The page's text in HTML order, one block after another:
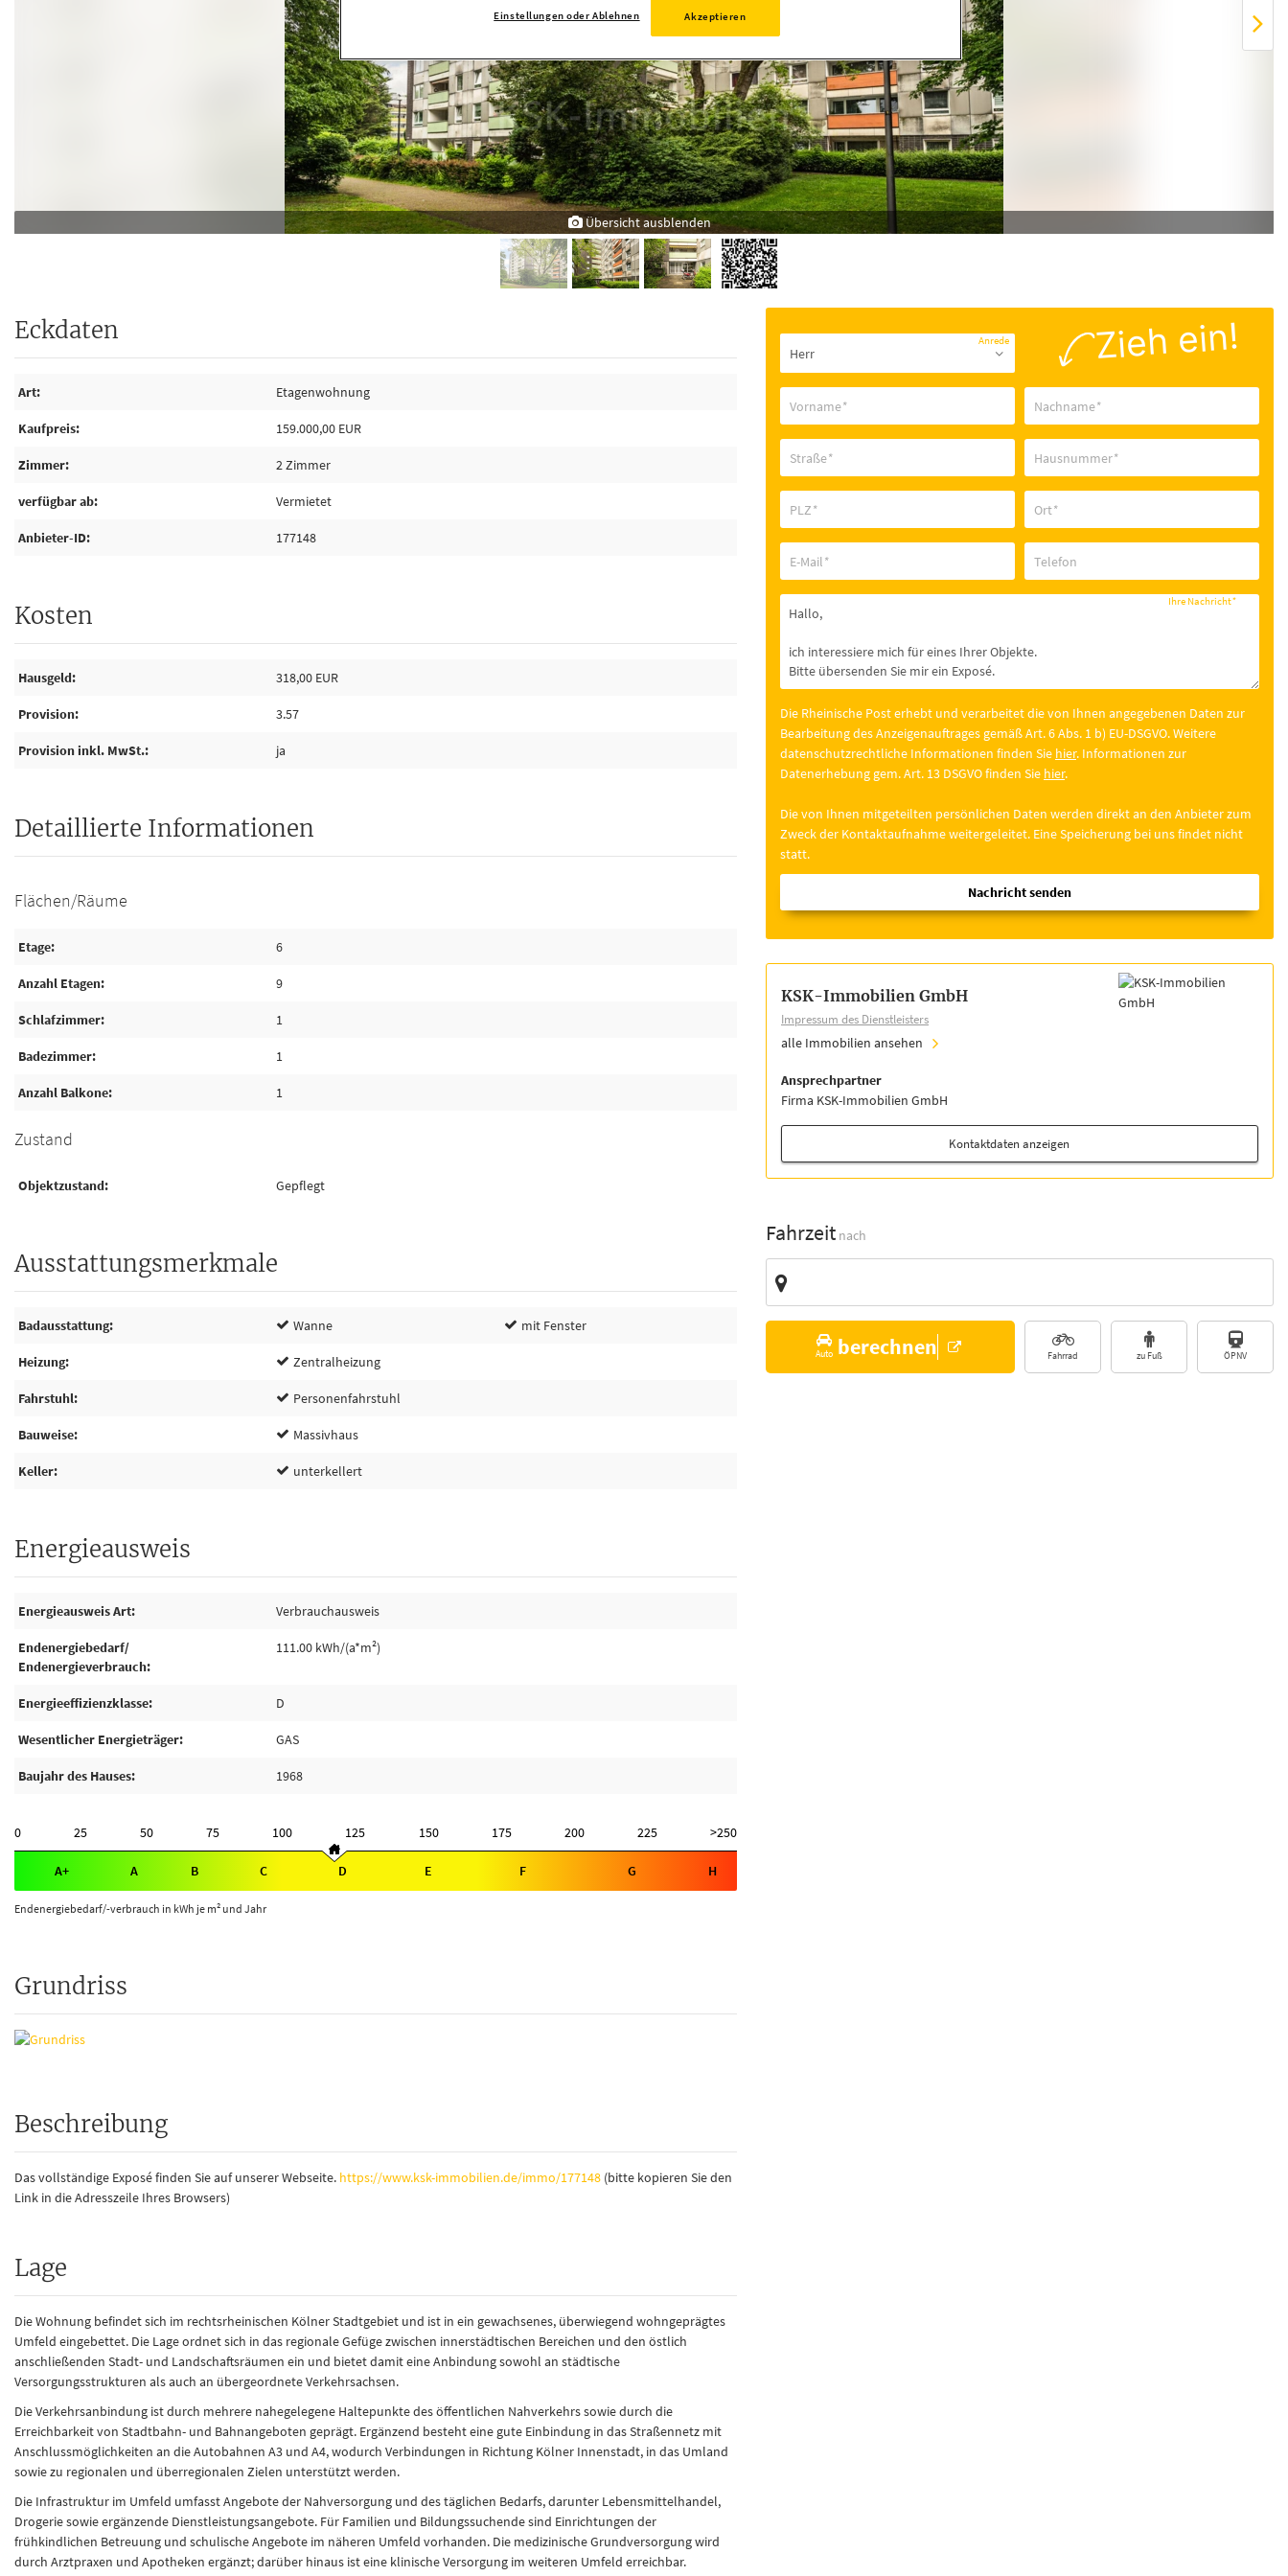
Übersicht ausblenden
Zieh ein!
Anrede
Vorname* Nachname*
Straße* Hausnummer*
PLZ* Ort*
E-Mail* Telefon
Ihre Nachricht*
Die Rheinische Post erhebt und verarbeitet die von Ihnen angegebenen Daten zur
Bearbeitung des Anzeigenauftrages gemäß Art. 6 Abs. 1 b) EU-DSGVO. Weitere
datenschutzrechtliche Informationen finden Sie hier. Informationen zur
Datenerhebung gem. Art. 13 DSGVO finden Sie hier.
Die von Ihnen mitgeteilten persönlichen Daten werden direkt an den Anbieter zum
Zweck der Kontaktaufnahme weitergeleitet. Eine Speicherung bei uns findet nicht
statt.
Nachricht senden
KSK-Immobilien GmbH
Impressum des Dienstleisters
alle Immobilien ansehen
Ansprechpartner
Firma KSK-Immobilien GmbH
Kontaktdaten anzeigen
Fahrzeit nach
Vorschläge
Auto berechnen Fahrrad zu Fuß ÖPNV
Eckdaten
Art Etagenwohnung
Kaufpreis 159.000,00 EUR
Zimmer 2 Zimmer
verfügbar ab Vermietet
Anbieter-ID 177148
Kosten
Hausgeld 318,00 EUR
Provision 3.57
Provision inkl. MwSt. ja
Detaillierte Informationen
Flächen/Räume
Etage 6
Anzahl Etagen 9
Schlafzimmer 1
Badezimmer 1
Anzahl Balkone 1
Zustand
Objektzustand Gepflegt
Ausstattungsmerkmale
Badausstattung Wanne mit Fenster
Heizung Zentralheizung
Fahrstuhl Personenfahrstuhl
Bauweise Massivhaus
Keller unterkellert
Energieausweis
Energieausweis Art Verbrauchausweis
Endenergiebedarf/
Endenergieverbrauch
111.00 kWh/(a*m²)
Energieeffizienzklasse D
Wesentlicher Energieträger GAS
Baujahr des Hauses 1968
0 25 50 75 100 125 150 175 200 225 >250
A+ A B C D E F G H
Endenergiebedarf/-verbrauch in kWh je m² und Jahr
Grundriss
Beschreibung
Das vollständige Exposé finden Sie auf unserer Webseite. https://www.ksk-immobilien.de/immo/177148 (bitte kopieren Sie den
Link in die Adresszeile Ihres Browsers)
Lage
Die Wohnung befindet sich im rechtsrheinischen Kölner Stadtgebiet und ist in ein gewachsenes, überwiegend wohngeprägtes
Umfeld eingebettet. Die Lage ordnet sich in das regionale Gefüge zwischen innerstädtischen Bereichen und den östlich
anschließenden Stadt- und Landschaftsräumen ein und bietet damit eine Anbindung sowohl an städtische
Versorgungsstrukturen als auch an übergeordnete Verkehrsachsen.
Die Verkehrsanbindung ist durch mehrere nahegelegene Haltepunkte des öffentlichen Nahverkehrs sowie durch die
Erreichbarkeit von Stadtbahn- und Bahnangeboten geprägt. Ergänzend besteht eine gute Einbindung in das Straßennetz mit
Anschlussmöglichkeiten an die Autobahnen A3 und A4, wodurch Verbindungen in Richtung Kölner Innenstadt, in das Umland
sowie zu regionalen und überregionalen Zielen unterstützt werden.
Die Infrastruktur im Umfeld umfasst Angebote der Nahversorgung und des täglichen Bedarfs, darunter Lebensmittelhandel,
Drogerie sowie ergänzende Dienstleistungsangebote. Für Familien und Bildungssuchende sind Einrichtungen der
frühkindlichen Betreuung und schulische Angebote im näheren Umfeld vorhanden. Die medizinische Grundversorgung wird
durch Arztpraxen und Apotheken ergänzt; darüber hinaus ist eine klinische Versorgung im weiteren Umfeld erreichbar.
Einstellungen oder Ablehnen Akzeptieren